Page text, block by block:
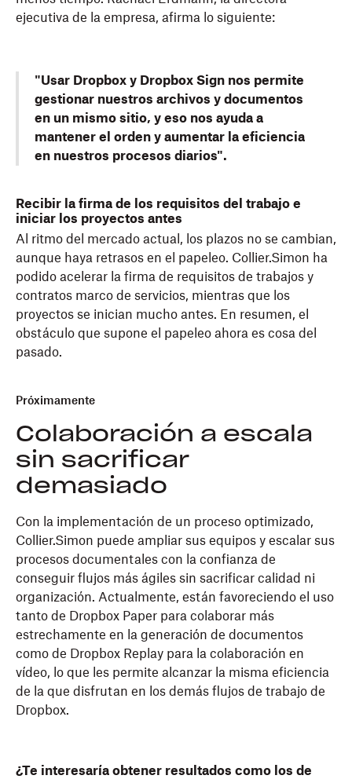
ejecutiva de la empresa, afirma lo siguiente:
"Usar Dropbox y Dropbox Sign nos permite
gestionar nuestros archivos y documentos
en un mismo sitio, y eso nos ayuda a
mantener el orden y aumentar la eficiencia
en nuestros procesos diarios".
Recibir la firma de los requisitos del trabajo e
iniciar los proyectos antes
Al ritmo del mercado actual, los plazos no se cambian,
aunque haya retrasos en el papeleo. Collier.Simon ha
podido acelerar la firma de requisitos de trabajos y
contratos marco de servicios, mientras que los
proyectos se inician mucho antes. En resumen, el
obstáculo que supone el papeleo ahora es cosa del
pasado.
Próximamente
Colaboración a escala
sin sacrificar
demasiado
Con la implementación de un proceso optimizado,
Collier.Simon puede ampliar sus equipos y escalar sus
procesos documentales con la confianza de
conseguir flujos más ágiles sin sacrificar calidad ni
organización. Actualmente, están favoreciendo el uso
tanto de Dropbox Paper para colaborar más
estrechamente en la generación de documentos
como de Dropbox Replay para la colaboración en
vídeo, lo que les permite alcanzar la misma eficiencia
de la que disfrutan en los demás flujos de trabajo de
Dropbox.
¿Te interesaría obtener resultados como los de